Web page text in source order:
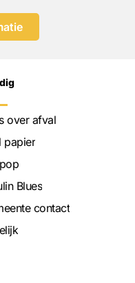
over afval
papier
Blues
contact